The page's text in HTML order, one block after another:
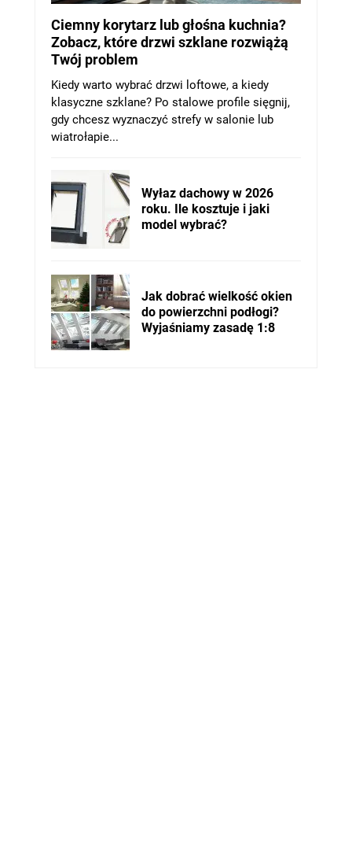
Ciemny korytarz lub głośna kuchnia?
Zobacz, które drzwi szklane rozwiążą
Twój problem
Kiedy warto wybrać drzwi loftowe, a kiedy
klasyczne szklane? Po stalowe profile sięgnij,
gdy chcesz wyznaczyć strefy w salonie lub
wiatrołapie...
Wyłaz dachowy w 2026
roku. Ile kosztuje i jaki
model wybrać?
Jak dobrać wielkość okien
do powierzchni podłogi?
Wyjaśniamy zasadę 1:8